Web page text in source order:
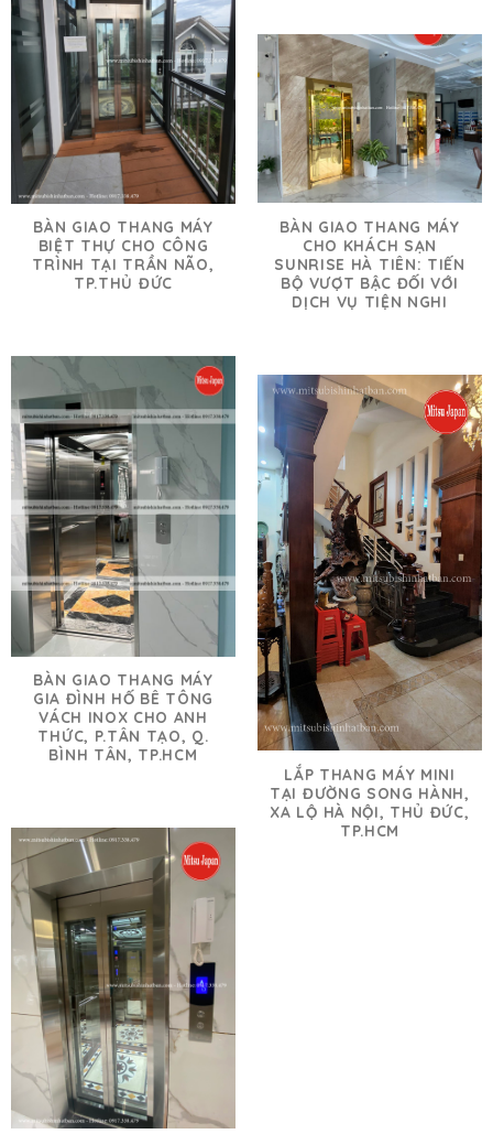
BÀN GIAO THANG MÁY
BIỆT THỰ CHO CÔNG
TRÌNH TẠI TRẦN NÃO,
TP.THỦ ĐỨC
BÀN GIAO THANG MÁY
CHO KHÁCH SẠN
SUNRISE HÀ TIÊN: TIẾN
BỘ VƯỢT BẬC ĐỐI VỚI
DỊCH VỤ TIỆN NGHI
BÀN GIAO THANG MÁY
GIA ĐÌNH HỐ BÊ TÔNG
VÁCH INOX CHO ANH
THỨC, P.TÂN TẠO, Q.
BÌNH TÂN, TP.HCM
LẮP THANG MÁY MINI
TẠI ĐƯỜNG SONG HÀNH,
XA LỘ HÀ NỘI, THỦ ĐỨC,
TP.HCM